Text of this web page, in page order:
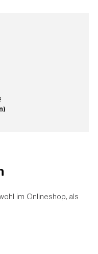
im Onlineshop, als